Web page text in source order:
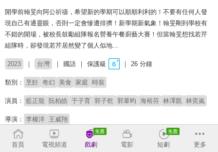
開學前翰旻向阿公祈禱，希望新的學期可以順順利利的！不要有任何人發
現自己有通靈眼，否則一定會慘遭排擠！新學期新氣象！翰旻剛到學校有
不錯的開場，被校長鼓勵組隊報名營養午餐廚藝大賽！但當翰旻想找若芹
組隊時，卻發現若芹居然變了個人似地...
2023 台灣 國語 保護級 26 分鐘
類別： 烹飪 奇幻 美食 家庭 時裝
演員： 藍正龍 阮柏皓 于子育 郭子乾 郭葦昀 海裕芬 林澤凱 林奕嵐
導演： 李權洋 王威翔
首頁 電視頻道 戲劇 電影 短劇 更多